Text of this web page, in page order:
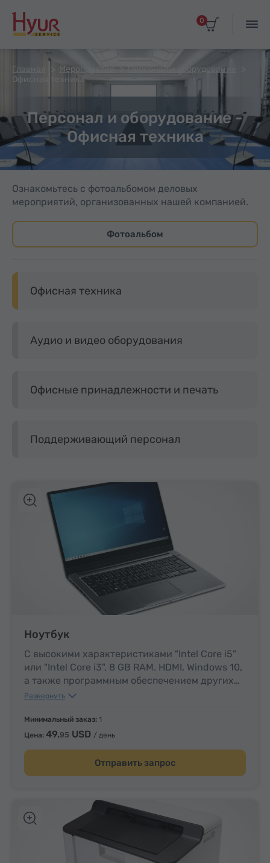
0
Главная Мероприятия
Персонал и оборудование
Офисная техника
Персонал и оборудование -
Офисная техника
Ознакомьтесь с фотоальбомом деловых
мероприятий, организованных нашей компанией.
Фотоальбом
Офисная техника
Аудио и видео оборудования
Офисные принадлежности и печать
Поддерживающий персонал
Ноутбук
С высокими характеристиками "Intel Core i5"
или "Intel Core i3", 8 GB RAM. HDMI, Windows 10,
а также программным обеспечением других
стандартов.
Развернуть
Минимальный заказ: 1
Цена: 49.95 USD / день
Отправить запрос